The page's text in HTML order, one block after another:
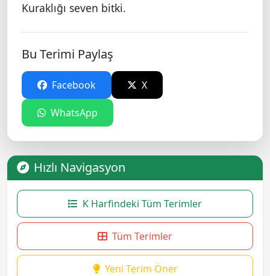
Kuraklığı seven bitki.
Bu Terimi Paylaş
Facebook X
WhatsApp
Hızlı Navigasyon
K Harfindeki Tüm Terimler
Tüm Terimler
Yeni Terim Öner